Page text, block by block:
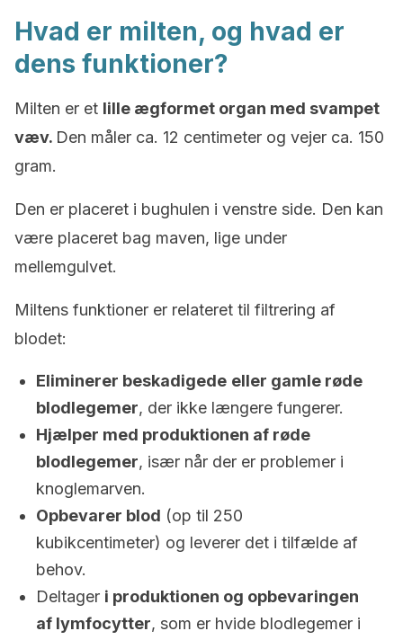
Hvad er milten, og hvad er
dens funktioner?
Milten er et lille ægformet organ med svampet
væv. Den måler ca. 12 centimeter og vejer ca. 150
gram.
Den er placeret i bughulen i venstre side. Den kan
være placeret bag maven, lige under
mellemgulvet.
Miltens funktioner er relateret til filtrering af
blodet:
Eliminerer beskadigede eller gamle røde
blodlegemer, der ikke længere fungerer.
Hjælper med produktionen af røde
blodlegemer, især når der er problemer i
knoglemarven.
Opbevarer blod (op til 250
kubikcentimeter) og leverer det i tilfælde af
behov.
Deltager i produktionen og opbevaringen
af lymfocytter, som er hvide blodlegemer i